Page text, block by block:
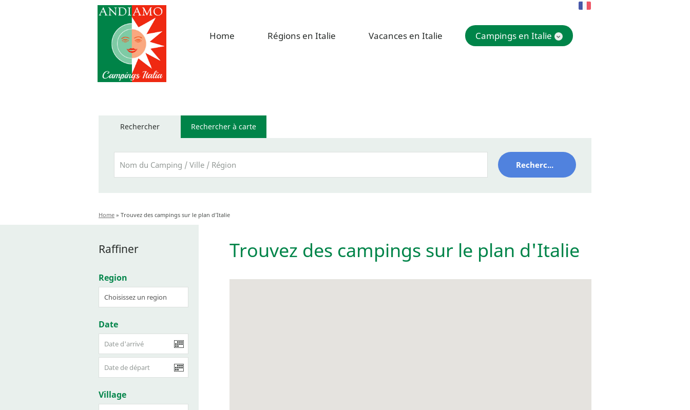
Home Régions en Italie Vacances en Italie Campings en Italie
Rechercher Rechercher à carte
Rechercher
Home » Trouvez des campings sur le plan d’Italie
Raffiner
Region
Date
Village
Trouvez des campings sur le plan d'Italie